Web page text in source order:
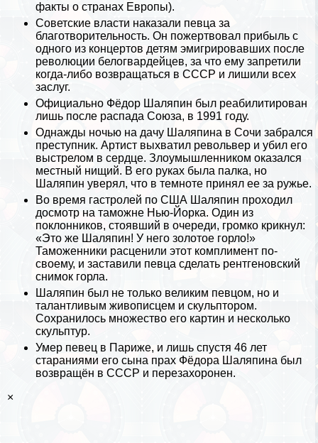
факты о странах Европы).
Советские власти наказали певца за
благотворительность. Он пожертвовал прибыль с
одного из концертов детям эмигрировавших после
революции белогвардейцев, за что ему запретили
когда-либо возвращаться в СССР и лишили всех
заслуг.
Официально Фёдор Шаляпин был реабилитирован
лишь после распада Союза, в 1991 году.
Однажды ночью на дачу Шаляпина в Сочи забрался
преступник. Артист выхватил револьвер и убил его
выстрелом в сердце. Злоумышленником оказался
местный нищий. В его руках была палка, но
Шаляпин уверял, что в темноте принял ее за ружье.
Во время гастролей по США Шаляпин проходил
досмотр на таможне Нью-Йорка. Один из
поклонников, стоявший в очереди, громко крикнул:
«Это же Шаляпин! У него золотое горло!»
Таможенники расценили этот комплимент по-
своему, и заставили певца сделать рентгеновский
снимок горла.
Шаляпин был не только великим певцом, но и
талантливым живописцем и скульптором.
Сохранилось множество его картин и несколько
скульптур.
Умер певец в Париже, и лишь спустя 46 лет
стараниями его сына прах Фёдора Шаляпина был
возвращён в СССР и перезахоронен.
×